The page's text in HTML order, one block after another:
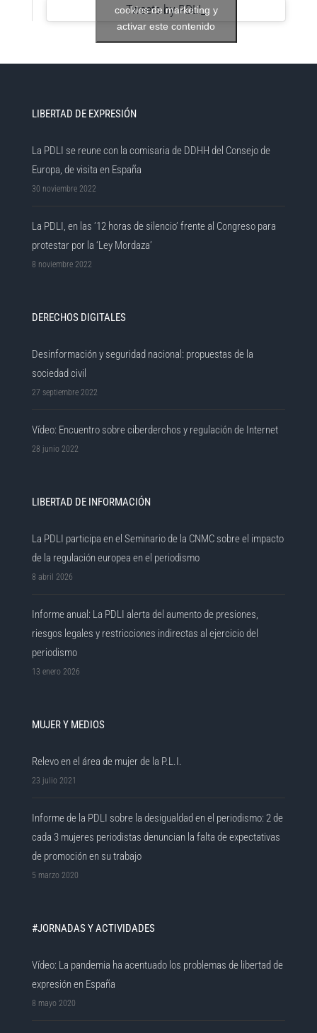
Tweets by PDLI_
cookies de marketing y
activar este contenido
LIBERTAD DE EXPRESIÓN
La PDLI se reune con la comisaria de DDHH del Consejo de
Europa, de visita en España
30 noviembre 2022
La PDLI, en las ’12 horas de silencio’ frente al Congreso para
protestar por la ‘Ley Mordaza’
8 noviembre 2022
DERECHOS DIGITALES
Desinformación y seguridad nacional: propuestas de la
sociedad civil
27 septiembre 2022
Vídeo: Encuentro sobre ciberderchos y regulación de Internet
28 junio 2022
LIBERTAD DE INFORMACIÓN
La PDLI participa en el Seminario de la CNMC sobre el impacto
de la regulación europea en el periodismo
8 abril 2026
Informe anual: La PDLI alerta del aumento de presiones,
riesgos legales y restricciones indirectas al ejercicio del
periodismo
13 enero 2026
MUJER Y MEDIOS
Relevo en el área de mujer de la P.L.I.
23 julio 2021
Informe de la PDLI sobre la desigualdad en el periodismo: 2 de
cada 3 mujeres periodistas denuncian la falta de expectativas
de promoción en su trabajo
5 marzo 2020
#JORNADAS Y ACTIVIDADES
Vídeo: La pandemia ha acentuado los problemas de libertad de
expresión en España
8 mayo 2020